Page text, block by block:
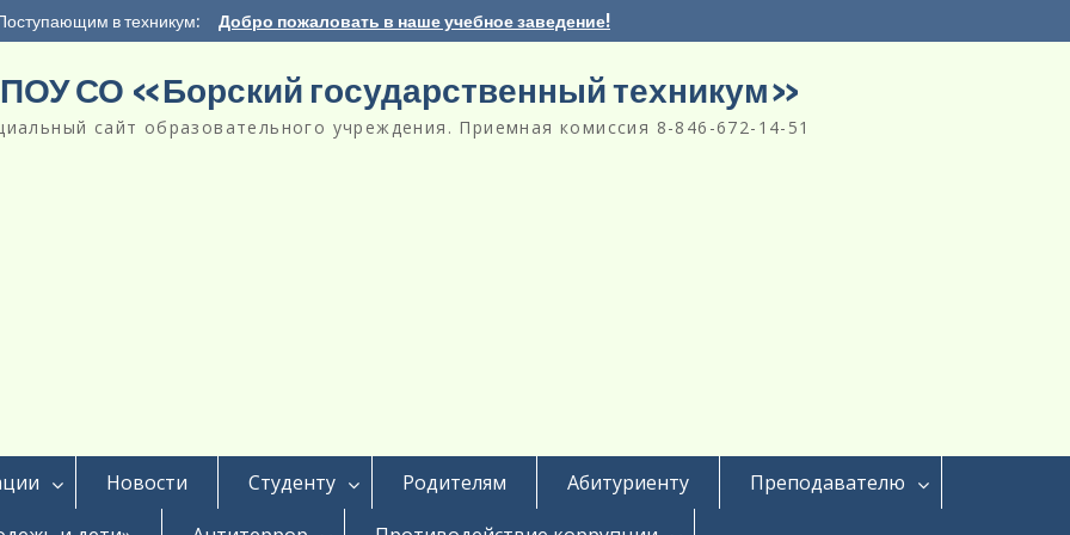
в техникум: Добро пожаловать в наше учебное заведение!
СО «Борский государственный техникум»
сайт образовательного учреждения. Приемная комиссия 8-846-672-14-51
Новости Студенту Родителям Абитуриенту
Преподавателю